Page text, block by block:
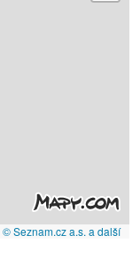
© Seznam.cz a.s. a další